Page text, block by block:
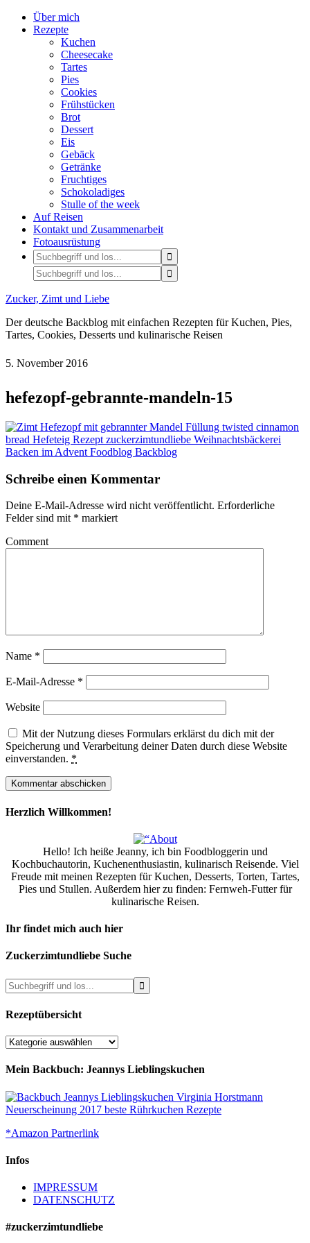
Über mich
Rezepte
Kuchen
Cheesecake
Tartes
Pies
Cookies
Frühstücken
Brot
Dessert
Eis
Gebäck
Getränke
Fruchtiges
Schokoladiges
Stulle of the week
Auf Reisen
Kontakt und Zusammenarbeit
Fotoausrüstung
Zucker, Zimt und Liebe
Der deutsche Backblog mit einfachen Rezepten für Kuchen, Pies,
Tartes, Cookies, Desserts und kulinarische Reisen
5. November 2016
hefezopf-gebrannte-mandeln-15
Schreibe einen Kommentar
Deine E-Mail-Adresse wird nicht veröffentlicht. Erforderliche
Felder sind mit * markiert
Comment
Name *
E-Mail-Adresse *
Website
Mit der Nutzung dieses Formulars erklärst du dich mit der
Speicherung und Verarbeitung deiner Daten durch diese Website
einverstanden. *
Herzlich Willkommen!
Hello! Ich heiße Jeanny, ich bin Foodbloggerin und
Kochbuchautorin, Kuchenenthusiastin, kulinarisch Reisende. Viel
Freude mit meinen Rezepten für Kuchen, Desserts, Torten, Tartes,
Pies und Stullen. Außerdem hier zu finden: Fernweh-Futter für
kulinarische Reisen.
Ihr findet mich auch hier
Zuckerzimtundliebe Suche
Rezeptübersicht
Rezeptübersicht
Mein Backbuch: Jeannys Lieblingskuchen
*Amazon Partnerlink
Infos
IMPRESSUM
DATENSCHUTZ
#zuckerzimtundliebe